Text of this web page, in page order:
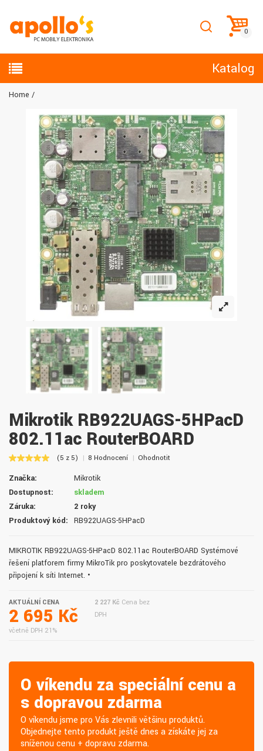
Katalog
Home
Mikrotik RB922UAGS-5HPacD
802.11ac RouterBOARD
(5 z 5) 8 Hodnocení Ohodnotit
Značka:
Mikrotik
Dostupnost:
skladem
Záruka:
2 roky
Produktový kód:
RB922UAGS-5HPacD
MIKROTIK RB922UAGS-5HPacD 802.11ac RouterBOARD Systémové
řešení platforem firmy MikroTik pro poskytovatele bezdrátového
připojení k síti Internet. •
AKTUÁLNÍ CENA
2 695 Kč
včetně DPH 21%
2 227 Kč Cena bez
DPH
O víkendu za speciální cenu a
s dopravou zdarma
O víkendu jsme pro Vás zlevnili většinu produktů.
Objednejte tento produkt ještě dnes a získáte jej za
sníženou cenu + dopravu zdarma.